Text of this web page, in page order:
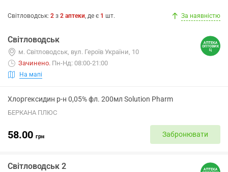
Світловодськ: 2 з 2 аптеки, де є 1 шт. За наявністю
Світловодськ
м. Світловодськ, вул. Героїв України, 10
Зачинено. Пн-Нд: 08:00-21:00
На мапі
Хлоргексидин р-н 0,05% фл. 200мл Solution Pharm
БЕРКАНА ПЛЮС
58.00 грн Забронювати
Світловодськ 2